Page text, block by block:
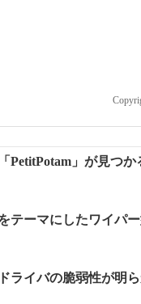
PetitPotam」が見つ
テーマにしたワイパ
ライバの脆弱性が明